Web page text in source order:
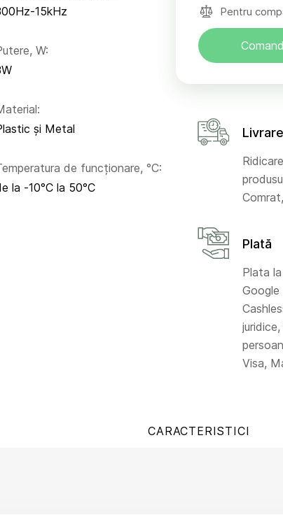
15kHz
W:
și Metal
de funcționare, °C:
la -10°C la 50°C
Pentru
Livrare
Plată
Plata
Google
Visa,
CARACTERISTICI